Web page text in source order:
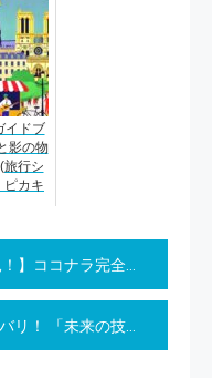
イドブ
影の物
旅行シ
ピカキ
ナラ完全攻略ロードマップ
術革新を支える最高の資産」